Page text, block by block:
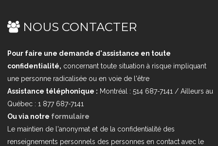
NOUS CONTACTER
Pour faire une demande d'assistance en toute
confidentialité, concernant toute situation à risque impliquant
une personne radicalisée ou en voie de l'être
Assistance téléphonique : Montréal : 514 687-7141 / Ailleurs au
Québec : 1 877 687-7141
Ou via notre formulaire
Le maintien de l'anonymat et de la confidentialité des
renseignements personnels des personnes en contact avec le